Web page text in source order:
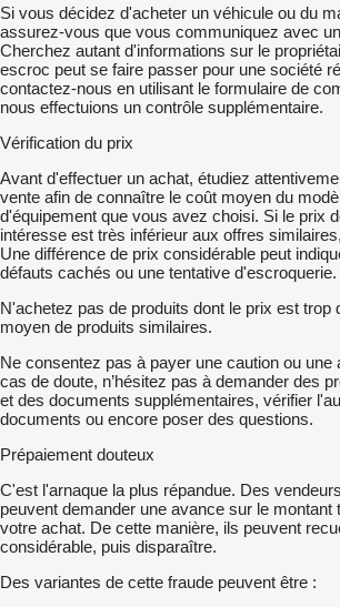
Si vous décidez d'acheter un véhicule ou du
assurez-vous que vous communiquez avec
Cherchez autant d'informations sur le
escroc peut se faire passer pour une société
contactez-nous en utilisant le formulaire de
nous effectuions un contrôle supplémentaire.
Vérification du prix
Avant d'effectuer un achat, étudiez
vente afin de connaître le coût moyen du
d'équipement que vous avez choisi. Si le prix
intéresse est très inférieur aux offres
Une différence de prix considérable peut
défauts cachés ou une tentative d'escroquerie.
N'achetez pas de produits dont le prix est trop
moyen de produits similaires.
Ne consentez pas à payer une caution ou une
cas de doute, n’hésitez pas à demander des
et des documents supplémentaires, vérifier
documents ou encore poser des questions.
Prépaiement douteux
C'est l'arnaque la plus répandue. Des
peuvent demander une avance sur le montant
votre achat. De cette manière, ils peuvent
considérable, puis disparaître.
Des variantes de cette fraude peuvent être :